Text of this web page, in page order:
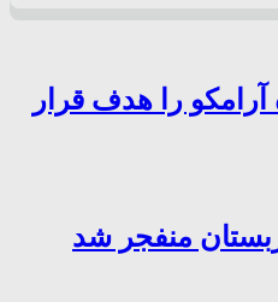
را هدف قرار
منفجر شد